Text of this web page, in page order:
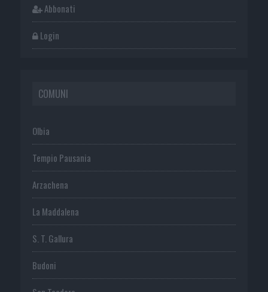
Abbonati
Login
COMUNI
Olbia
Tempio Pausania
Arzachena
La Maddalena
S. T. Gallura
Budoni